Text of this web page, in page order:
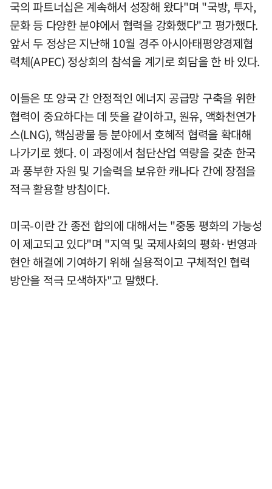
국의 파트너십은 계속해서 성장해 왔다"며 "국방, 투자,
문화 등 다양한 분야에서 협력을 강화했다"고 평가했다.
앞서 두 정상은 지난해 10월 경주 아시아태평양경제협
력체(APEC) 정상회의 참석을 계기로 회담을 한 바 있다.
이들은 또 양국 간 안정적인 에너지 공급망 구축을 위한
협력이 중요하다는 데 뜻을 같이하고, 원유, 액화천연가
스(LNG), 핵심광물 등 분야에서 호혜적 협력을 확대해
나가기로 했다. 이 과정에서 첨단산업 역량을 갖춘 한국
과 풍부한 자원 및 기술력을 보유한 캐나다 간에 장점을
적극 활용할 방침이다.
미국-이란 간 종전 합의에 대해서는 "중동 평화의 가능성
이 제고되고 있다"며 "지역 및 국제사회의 평화·번영과
현안 해결에 기여하기 위해 실용적이고 구체적인 협력
방안을 적극 모색하자"고 말했다.